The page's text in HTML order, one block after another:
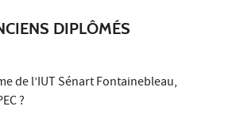
DIPLÔMÉS
de l’IUT Sénart Fontainebleau,
?